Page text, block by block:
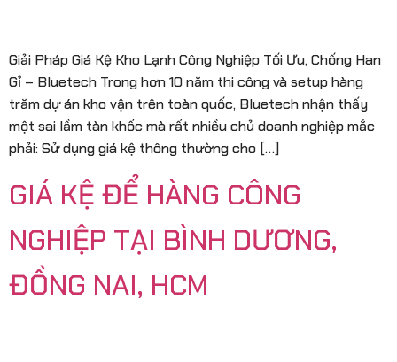
Giải Pháp Giá Kệ Kho Lạnh Công Nghiệp Tối Ưu, Chống Han
Gỉ – Bluetech Trong hơn 10 năm thi công và setup hàng
trăm dự án kho vận trên toàn quốc, Bluetech nhận thấy
một sai lầm tàn khốc mà rất nhiều chủ doanh nghiệp mắc
phải: Sử dụng giá kệ thông thường cho […]
GIÁ KỆ ĐỂ HÀNG CÔNG
NGHIỆP TẠI BÌNH DƯƠNG,
ĐỒNG NAI, HCM